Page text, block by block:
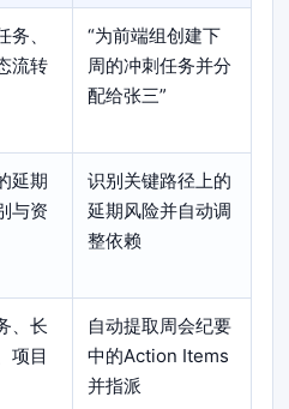
、
流转
“为前端组创建下
周的冲刺任务并分
配给张三”
延期
与资
识别关键路径上的
延期风险并自动调
整依赖
、长
项目
自动提取周会纪要
中的Action Items
并指派